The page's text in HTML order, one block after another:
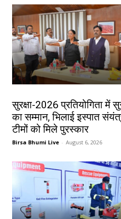
सुरक्षा-2026 प्रतियोगिता में
का सम्मान, भिलाई इस्पात
टीमों को मिले पुरस्कार
Birsa Bhumi Live - August 6, 2026